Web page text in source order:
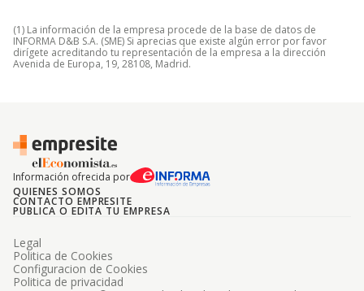
(1) La información de la empresa procede de la base de datos de
INFORMA D&B S.A. (SME) Si aprecias que existe algún error por favor
dirígete acreditando tu representación de la empresa a la dirección
Avenida de Europa, 19, 28108, Madrid.
Información ofrecida por
QUIENES SOMOS
CONTACTO EMPRESITE
PUBLICA O EDITA TU EMPRESA
Legal
Politica de Cookies
Configuracion de Cookies
Politica de privacidad